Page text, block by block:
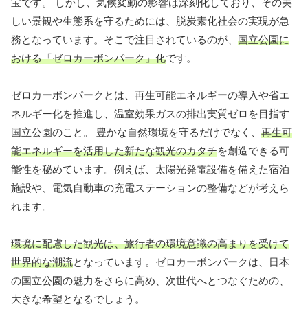
しい景観や生態系を守るためには、脱炭素化社会の実現が急
務となっています。そこで注目されているのが、 国立公園に
おける「ゼロカーボンパーク」化です。
ゼロカーボンパークとは、再生可能エネルギーの導入や省エ
ネルギー化を推進し、温室効果ガスの排出実質ゼロを目指す
国立公園のこと。 豊かな自然環境を守るだけでなく、 再生可
能エネルギーを活用した新たな観光のカタチを創造できる可
能性を秘めています。例えば、太陽光発電設備を備えた宿泊
施設や、電気自動車の充電ステーションの整備などが考えら
れます。
環境に配慮した観光は、旅行者の環境意識の高まりを受けて
世界的な潮流となっています。ゼロカーボンパークは、日本
の国立公園の魅力をさらに高め、次世代へとつなぐための、
大きな希望となるでしょう。